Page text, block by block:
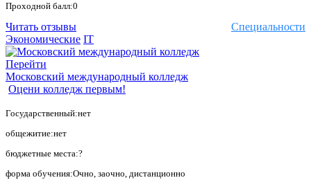
Проходной балл:0
Специальности
Читать отзывы
Экономические IT
Перейти
Московский международный колледж
Оцени колледж первым!
Государственный:нет
общежитие:нет
бюджетные места:?
форма обучения:Очно, заочно, дистанционно